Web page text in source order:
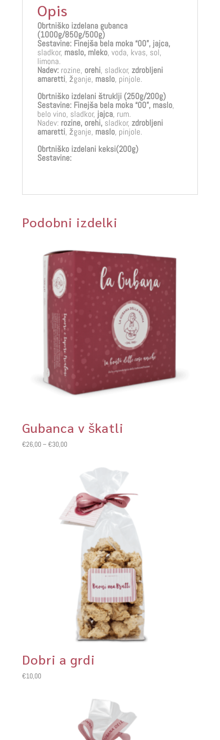
Opis
Obrtniško izdelana gubanca
(1000g/850g/500g)
Sestavine: Finejša bela moka “00”, jajca,
sladkor, maslo, mleko, voda, kvas, sol,
limona.
Nadev: rozine, orehi, sladkor, zdrobljeni
amaretti, žganje, maslo, pinjole.
Obrtniško izdelani štruklji (250g/200g)
Sestavine: Finejša bela moka “00”, maslo,
belo vino, sladkor, jajca, rum.
Nadev: rozine, orehi, sladkor, zdrobljeni
amaretti, žganje, maslo, pinjole.
Obrtniško izdelani keksi(200g)
Sestavine:
Podobni izdelki
Gubanca v škatli
€26,00– €30,00Cenovni
€26,00
€30,00
Dobri a grdi
€10,00